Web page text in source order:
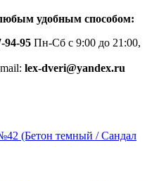
удобным способом:
94-95 Пн-Сб с 9:00 до 21:00,
lex-dveri@yandex.ru